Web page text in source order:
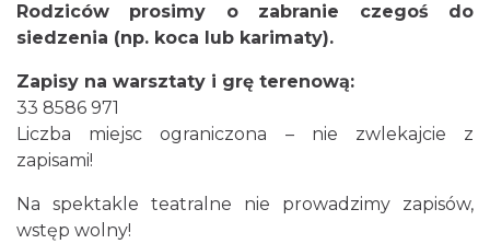
Zawody w kolarstwie górskim "Rowerem
po Kaplicówce"
Rodziców prosimy o zabranie czegoś do
siedzenia (np. koca lub karimaty).
Zapisy na warsztaty i grę terenową:
33 8586 971
Liczba miejsc ograniczona – nie zwlekajcie z
zapisami!
Na spektakle teatralne nie prowadzimy zapisów,
wstęp wolny!